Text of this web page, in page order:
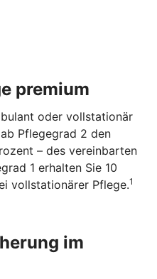
premium
oder vollstationär
Pflegegrad 2 den
– des vereinbarten
1 erhalten Sie 10
vollstationärer Pflege.1
im